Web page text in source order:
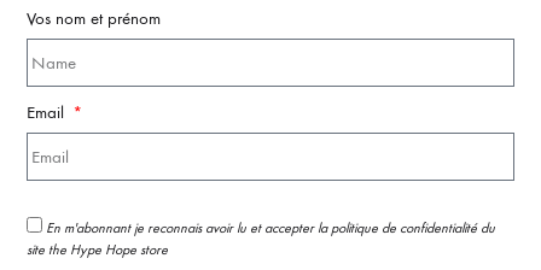
Vos nom et prénom
Email
En m'abonnant je reconnais avoir lu et accepter la politique de confidentialité du
site the Hype Hope store